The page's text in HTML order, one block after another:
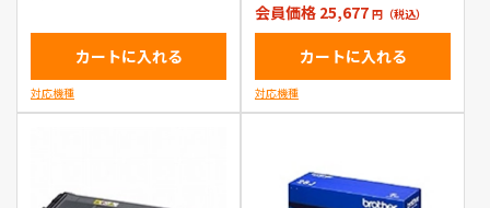
カートに入れる
対応機種
会員価格 25,677
カートに入れる
対応機種